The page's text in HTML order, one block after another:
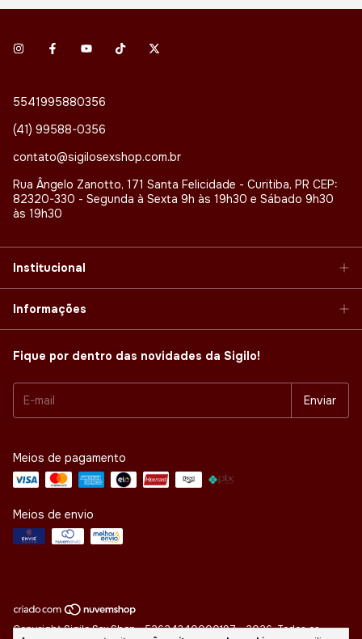
5541995880356
(41) 99588-0356
contato@sigilosexshop.com.br
Rua Ângelo Zanotto, 171 Santa Felicidade - Curitiba, PR CEP:
82320-330 - Segunda à Sexta 9h às 19h30 e Sábado 9h30
às 19h30
Institucional
Informações
Fique por dentro das novidades da Sigilo!
Meios de pagamento
Meios de envio
Copyright Sigilo Sex Shop - 52624340000197 - 2026. Todos os